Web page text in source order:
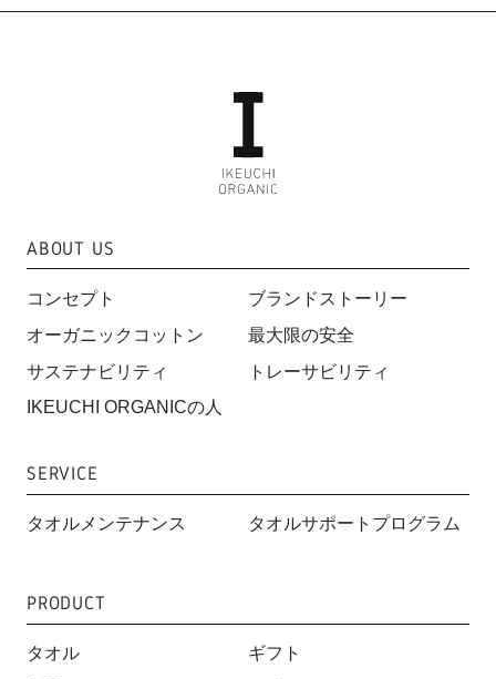
ABOUT US
コンセプト
ブランドストーリー
オーガニックコットン
最大限の安全
サステナビリティ
トレーサビリティ
IKEUCHI ORGANICの人
SERVICE
タオルメンテナンス タオルサポートプログラム
PRODUCT
タオル
ギフト